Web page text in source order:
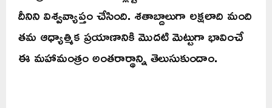
దీనిని విశ్వవ్యాప్తం చేసింది. శతాబ్దాలుగా లక్షలాది మంది
తమ ఆధ్యాత్మిక ప్రయాణానికి మొదటి మెట్టుగా భావించే
ఈ మహామంత్రం అంతరార్థాన్ని తెలుసుకుందాం.